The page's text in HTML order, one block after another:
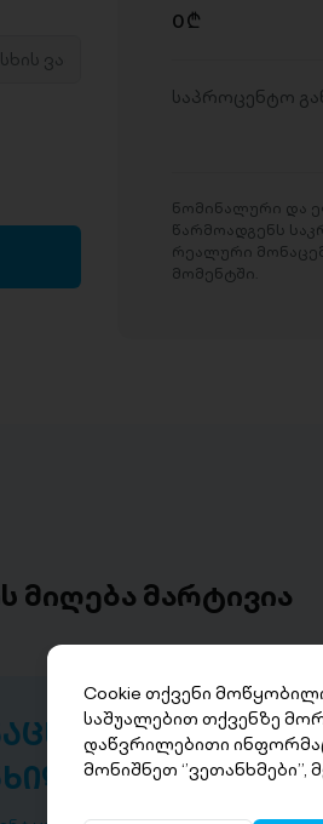
0D
საპროცენტო
ნომინალური და
წარმოადგენს
რეალური
მომენტში.
მიღება მარტივია
Cookie თქვენი
საშუალებით თქვენზე
დაწვრილებითი
მონიშნეთ